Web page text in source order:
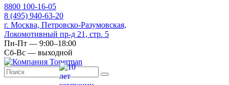
8800 100-16-05
8 (495) 940-63-20
г. Москва, Петровско-Разумовская,
Локомотивный пр-д 21, стр. 5
Пн-Пт — 9:00–18:00
Сб-Вс — выходной